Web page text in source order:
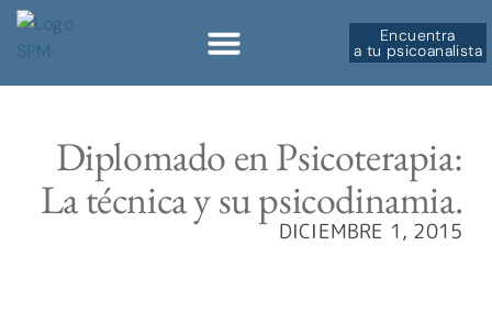
Encuentra
a tu psicoanalista
Diplomado en Psicoterapia:
La técnica y su psicodinamia.
DICIEMBRE 1, 2015